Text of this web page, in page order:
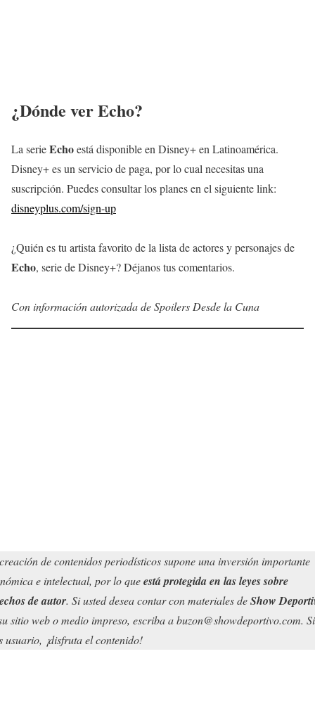
¿Dónde ver Echo?
La serieEchoestá disponible en Disney+ en Latinoamérica.
Disney+ es un servicio de paga, por lo cual necesitas una
suscripción. Puedes consultar los planes en el siguiente link:
disneyplus.com/sign-up
¿Quién es tu artista favorito de la lista de actores y personajes de
Echo, serie de Disney+? Déjanos tus comentarios.
Con informaciónautorizadade Spoilers Desde la Cuna
de contenidos periodísticos supone una inversión importante
e intelectual, por lo queestá protegida en las leyes sobre
de autor. Si usted desea contar con materiales deShow
sitio web o medio impreso, escriba a buzon@showdeportivo.com. Si
usuario, ¡disfruta el contenido!